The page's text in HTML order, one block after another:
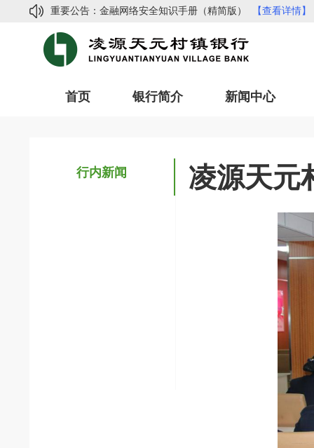
重要公告： 金融网络安全知识手册（精简版） 【查看详情】
凌源天元村镇银行2024年度信息披露
凌源天元村镇银行关于函证集中处理的公示
凌源天元村镇银行2024年度信息披露 【查看详情
凌源天元村镇银行副行长招聘公告 【查看详情】
首页 银行简介 新闻中心
行内新闻 凌源天元